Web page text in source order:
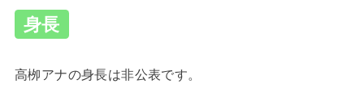
身長
高栁アナの身長は非公表です。